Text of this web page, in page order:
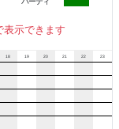
表示できます
18 19 20 21 22 23